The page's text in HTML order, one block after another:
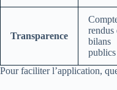
Transparence
rendus
bilans
publics
Pour faciliter l’application,